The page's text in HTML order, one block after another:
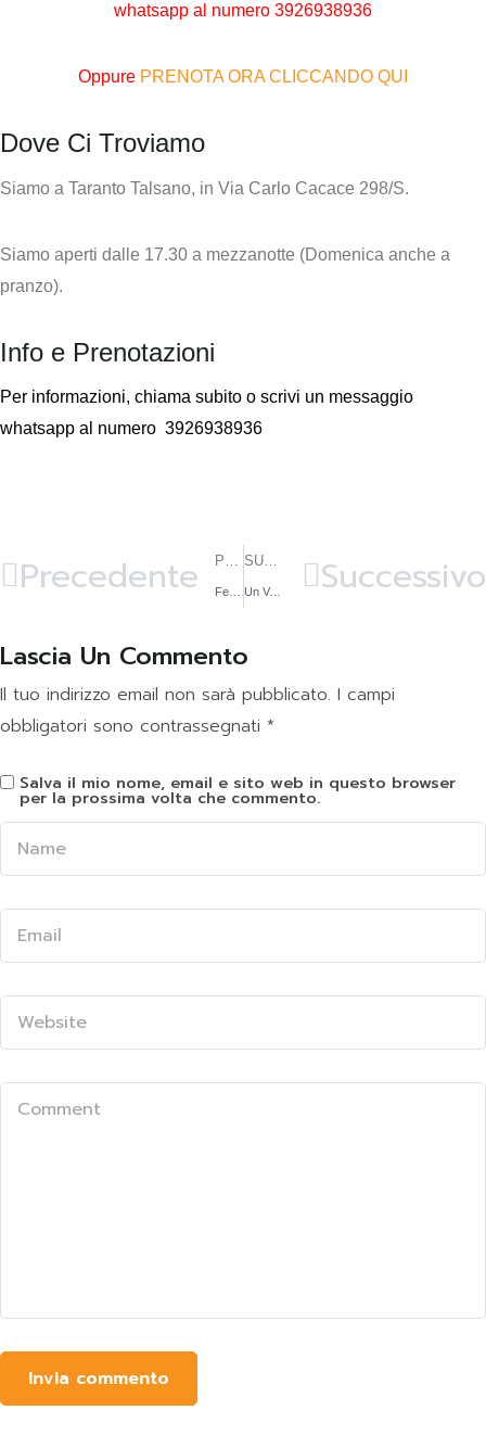
whatsapp al numero 3926938936
Oppure PRENOTA ORA CLICCANDO QUI
Dove Ci Troviamo
Siamo a Taranto Talsano, in Via Carlo Cacace 298/S.
Siamo aperti dalle 17.30 a mezzanotte (Domenica anche a
pranzo).
Info e Prenotazioni
Per informazioni, chiama subito o scrivi un messaggio
whatsapp al numero 3926938936
Precedente SUCCESSIVO
Un Venerdì da Superstar per i bambini e le loro famiglie Successivo
Lascia Un Commento
Il tuo indirizzo email non sarà pubblicato. I campi
obbligatori sono contrassegnati *
Salva il mio nome, email e sito web in questo browser
per la prossima volta che commento.